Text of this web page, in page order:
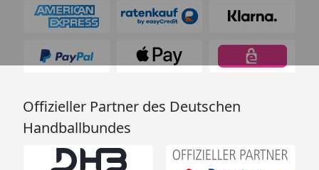
Offizieller Partner des Deutschen
Handballbundes